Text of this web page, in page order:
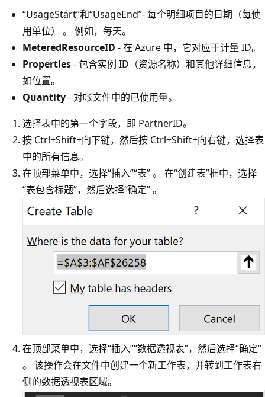
“UsageStart”和“UsageEnd”- 每个明细项目的日期（每使
用单位） 。 例如，每天。
MeteredResourceID - 在 Azure 中，它对应于计量 ID。
Properties- 包含实例 ID（资源名称）和其他详细信息，
如位置。
Quantity- 对帐文件中的已使用量。
选择表中的第一个字段，即 PartnerID。
按 Ctrl+Shift+向下键，然后按 Ctrl+Shift+向右键，选择表
中的所有信息。
在顶部菜单中，选择“插入”“表” 。 在“创建表”框中，选择
“表包含标题”，然后选择“确定” 。
在顶部菜单中，选择“插入”“数据透视表”，然后选择“确定”
。 该操作会在文件中创建一个新工作表，并转到工作表右
侧的数据透视表区域。